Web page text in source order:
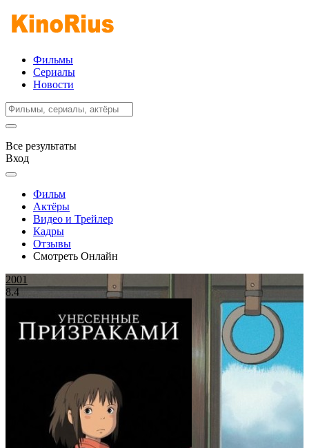
Фильмы
Сериалы
Новости
Все результаты
Вход
Фильм
Актёры
Видео и Трейлер
Кадры
Отзывы
Смотреть Онлайн
2001
8.4